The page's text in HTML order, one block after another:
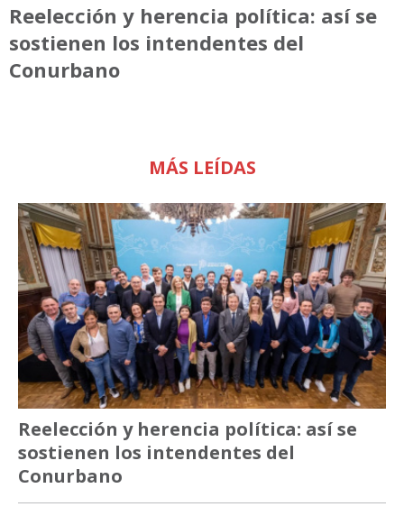
Reelección y herencia política: así se
sostienen los intendentes del
Conurbano
MÁS LEÍDAS
Reelección y herencia política: así se
sostienen los intendentes del
Conurbano